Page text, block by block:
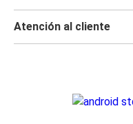
Atención al cliente